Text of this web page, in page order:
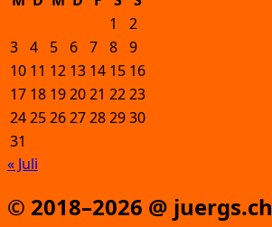
1
2
3 4 5 6 7 8 9
10 11 12 13 14 15 16
17 18 192021 2223
24252627282930
31
« Juli
© 2018–2026 @ juergs.ch